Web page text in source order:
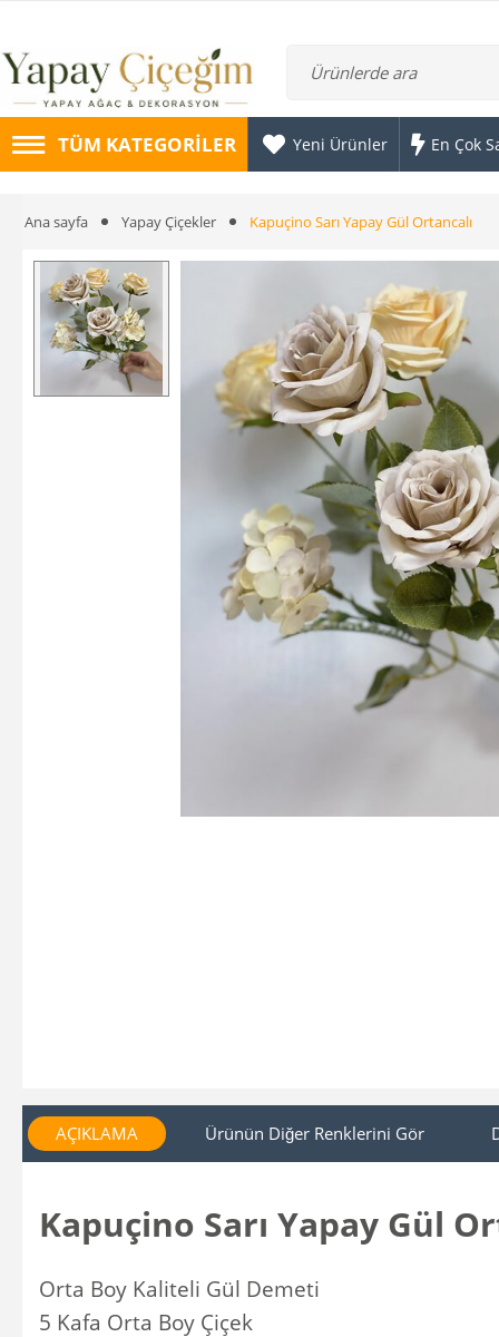
TÜM KATEGORILER Yeni Ürünler En Çok
Ana sayfa Yapay Çiçekler Kapuçino Sarı Yapay Gül Ortancalı
AÇIKLAMA Ürünün Diğer Renklerini Gör
Kapuçino Sarı Yapay Gül
Orta Boy Kaliteli Gül Demeti
5 Kafa Orta Boy Çiçek